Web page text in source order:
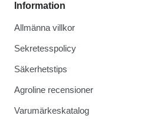
Information
Allmänna villkor
Sekretesspolicy
Säkerhetstips
Agroline recensioner
Varumärkeskatalog